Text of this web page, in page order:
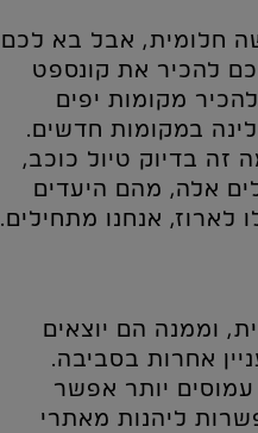
חלומית, אבל בא לכם
להכיר את קונספט
מקומות יפים
במקומות חדשים.
זה בדיוק טיול כוכב,
אלה, מהם היעדים
לארוז, אנחנו מתחילים.
וממנה הם יוצאים
אחרות בסביבה.
יותר אפשר
ליהנות מאתרי